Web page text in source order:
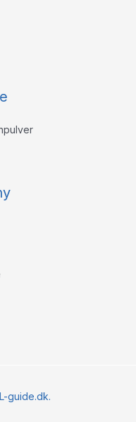
guide.dk.